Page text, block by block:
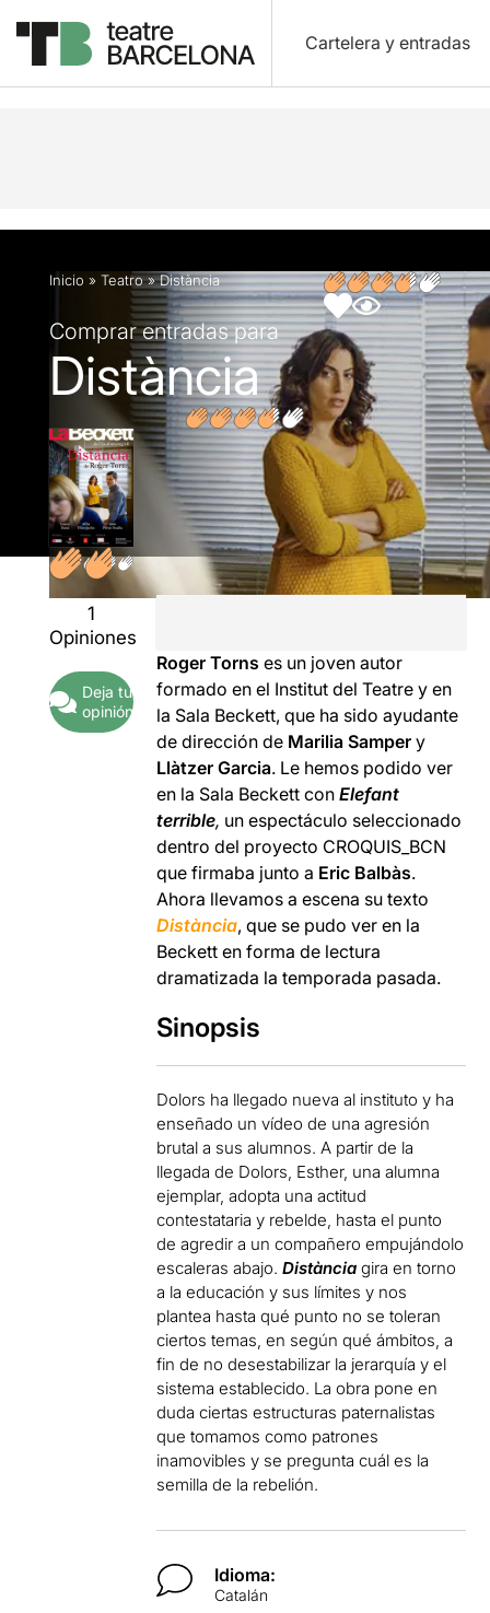
Cartelera y entradas
Descripción Ficha artística Opiniones
Inicio » Teatro»Distància
Comprar entradas para
Distància
1
Opiniones
Deja tu
opinión
Roger Torns es un joven autor
formado en el Institut del Teatre y en
la Sala Beckett, que ha sido ayudante
de dirección de Marilia Samper y
Llàtzer Garcia. Le hemos podido ver
en la Sala Beckett conElefant
terrible, un espectáculo seleccionado
dentro del proyecto CROQUIS_BCN
que firmaba junto a Eric Balbàs.
Ahora llevamos a escena su texto
Distància, que se pudo ver en la
Beckett en forma de lectura
dramatizada la temporada pasada.
Sinopsis
Dolors ha llegado nueva al instituto y ha
enseñado un vídeo de una agresión
brutal a sus alumnos. A partir de la
llegada de Dolors, Esther, una alumna
ejemplar, adopta una actitud
contestataria y rebelde, hasta el punto
de agredir a un compañero empujándolo
escaleras abajo.Distància gira en torno
a la educación y sus límites y nos
plantea hasta qué punto no se toleran
ciertos temas, en según qué ámbitos, a
fin de no desestabilizar la jerarquía y el
sistema establecido. La obra pone en
duda ciertas estructuras paternalistas
que tomamos como patrones
inamovibles y se pregunta cuál es la
semilla de la rebelión.
Idioma:
Catalán